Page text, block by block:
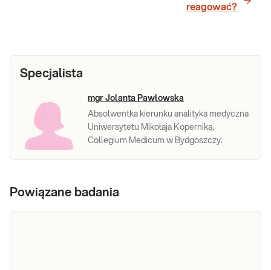
reagować?
Specjalista
mgr Jolanta Pawłowska
Absolwentka kierunku analityka medyczna
Uniwersytetu Mikołaja Kopernika,
Collegium Medicum w Bydgoszczy.
Powiązane badania